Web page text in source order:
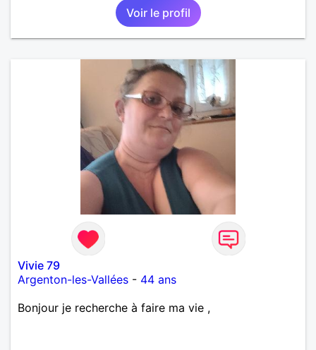
Voir le profil
Vivie 79
Argenton-les-Vallées - 44 ans
Bonjour je recherche à faire ma vie ,